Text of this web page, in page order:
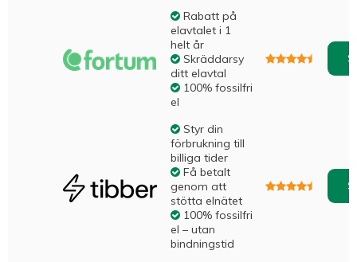
Rabatt på
elavtalet i 1
helt år
Skräddarsy
ditt elavtal
100% fossilfri
el
Styr din
förbrukning till
billiga tider
Få betalt
genom att
stötta elnätet
100% fossilfri
el – utan
bindningstid